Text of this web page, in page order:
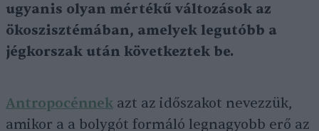
ugyanis olyan mértékű változások az
ökoszisztémában, amelyek legutóbb a
jégkorszak után következtek be.
Antropocénnek azt az időszakot nevezzük,
amikor a a bolygót formáló legnagyobb erő az